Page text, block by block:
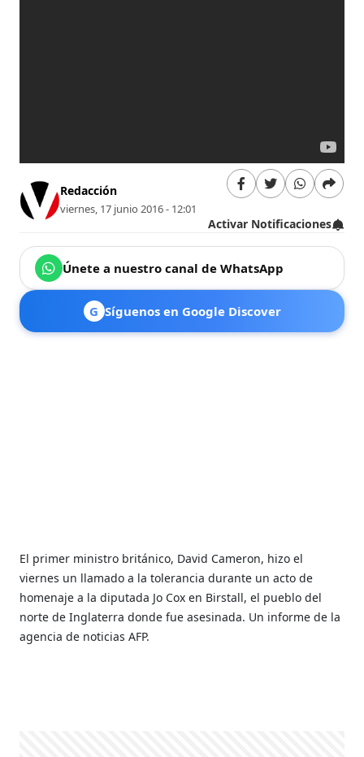
Redacción
viernes, 17 junio 2016 - 12:01
Activar Notificaciones
Únete a nuestro canal de WhatsApp
G Síguenos en Google Discover
El primer ministro británico, David Cameron, hizo el
viernes un llamado a la tolerancia durante un acto de
homenaje a la diputada Jo Cox en Birstall, el pueblo del
norte de Inglaterra donde fue asesinada. Un informe de la
agencia de noticias AFP.